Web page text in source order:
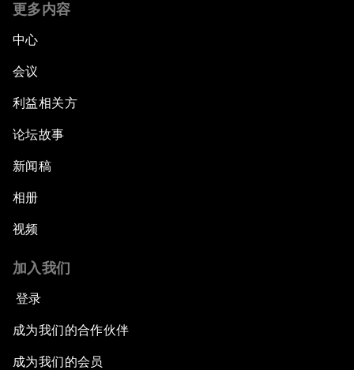
更多内容
中心
会议
利益相关方
论坛故事
新闻稿
相册
视频
加入我们
登录
成为我们的合作伙伴
成为我们的会员